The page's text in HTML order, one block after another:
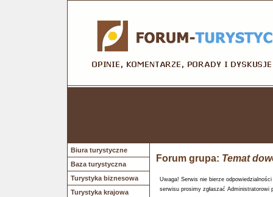
Biura turystyczne
Baza turystyczna
Turystyka biznesowa
Turystyka krajowa
Forum grupa: Temat
Uwaga! Serwis nie bierze
serwisu prosimy zgłaszać Administratorowi